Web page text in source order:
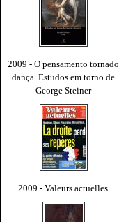
2009 - O pensamento tornado
dança. Estudos em torno de
George Steiner
2009 - Valeurs actuelles